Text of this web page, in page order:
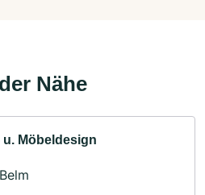
Nähe
Möbeldesign